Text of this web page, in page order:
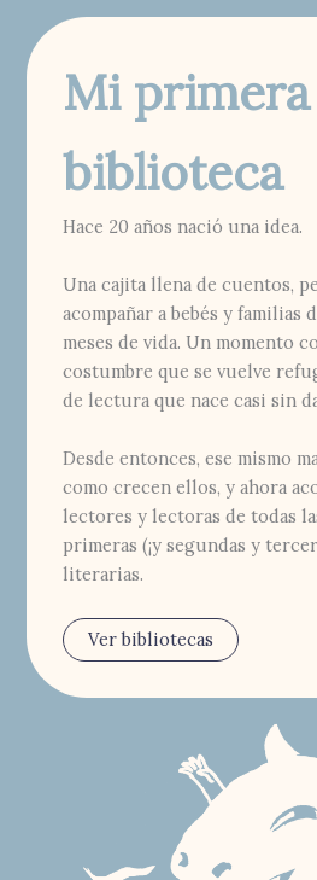
Mi primera
biblioteca
Hace 20 años nació una idea.
Una cajita llena de cuentos,
acompañar a bebés y familias
meses de vida. Un momento
costumbre que se vuelve
de lectura que nace casi sin
Desde entonces, ese mismo
como crecen ellos, y ahora
lectores y lectoras de todas
primeras (¡y segundas y
literarias.
Ver bibliotecas